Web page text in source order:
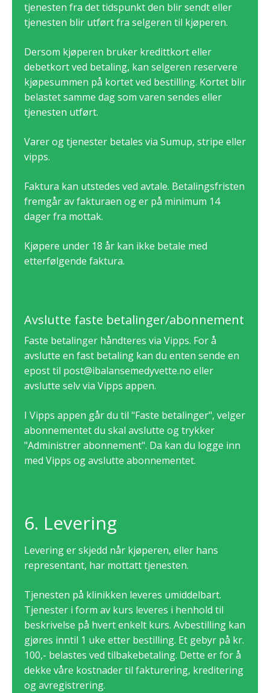
tjenesten fra det tidspunkt den blir sendt eller
tjenesten blir utført fra selgeren til kjøperen.
Dersom kjøperen bruker kredittkort eller
debetkort ved betaling, kan selgeren reservere
kjøpesummen på kortet ved bestilling. Kortet blir
belastet samme dag som varen sendes eller
tjenesten utført.
Varer og tjenester betales via Sumup, stripe eller
vipps.
Faktura kan utstedes ved avtale. Betalingsfristen
fremgår av fakturaen og er på minimum 14
dager fra mottak.
Kjøpere under 18 år kan ikke betale med
etterfølgende faktura.
Avslutte faste betalinger/abonnement
Faste betalinger håndteres via Vipps. For å
avslutte en fast betaling kan du enten sende en
epost til post@ibalansemedyvette.no eller
avslutte selv via Vipps appen.
I Vipps appen går du til "Faste betalinger", velger
abonnementet du skal avslutte og trykker
"Administrer abonnement". Da kan du logge inn
med Vipps og avslutte abonnementet.
6. Levering
Levering er skjedd når kjøperen, eller hans
representant, har mottatt tjenesten.
Tjenesten på klinikken leveres umiddelbart.
Tjenester i form av kurs leveres i henhold til
beskrivelse på hvert enkelt kurs. Avbestilling kan
gjøres inntil 1 uke etter bestilling. Et gebyr på kr.
100,- belastes ved tilbakebetaling. Dette er for å
dekke våre kostnader til fakturering, kreditering
og avregistrering.